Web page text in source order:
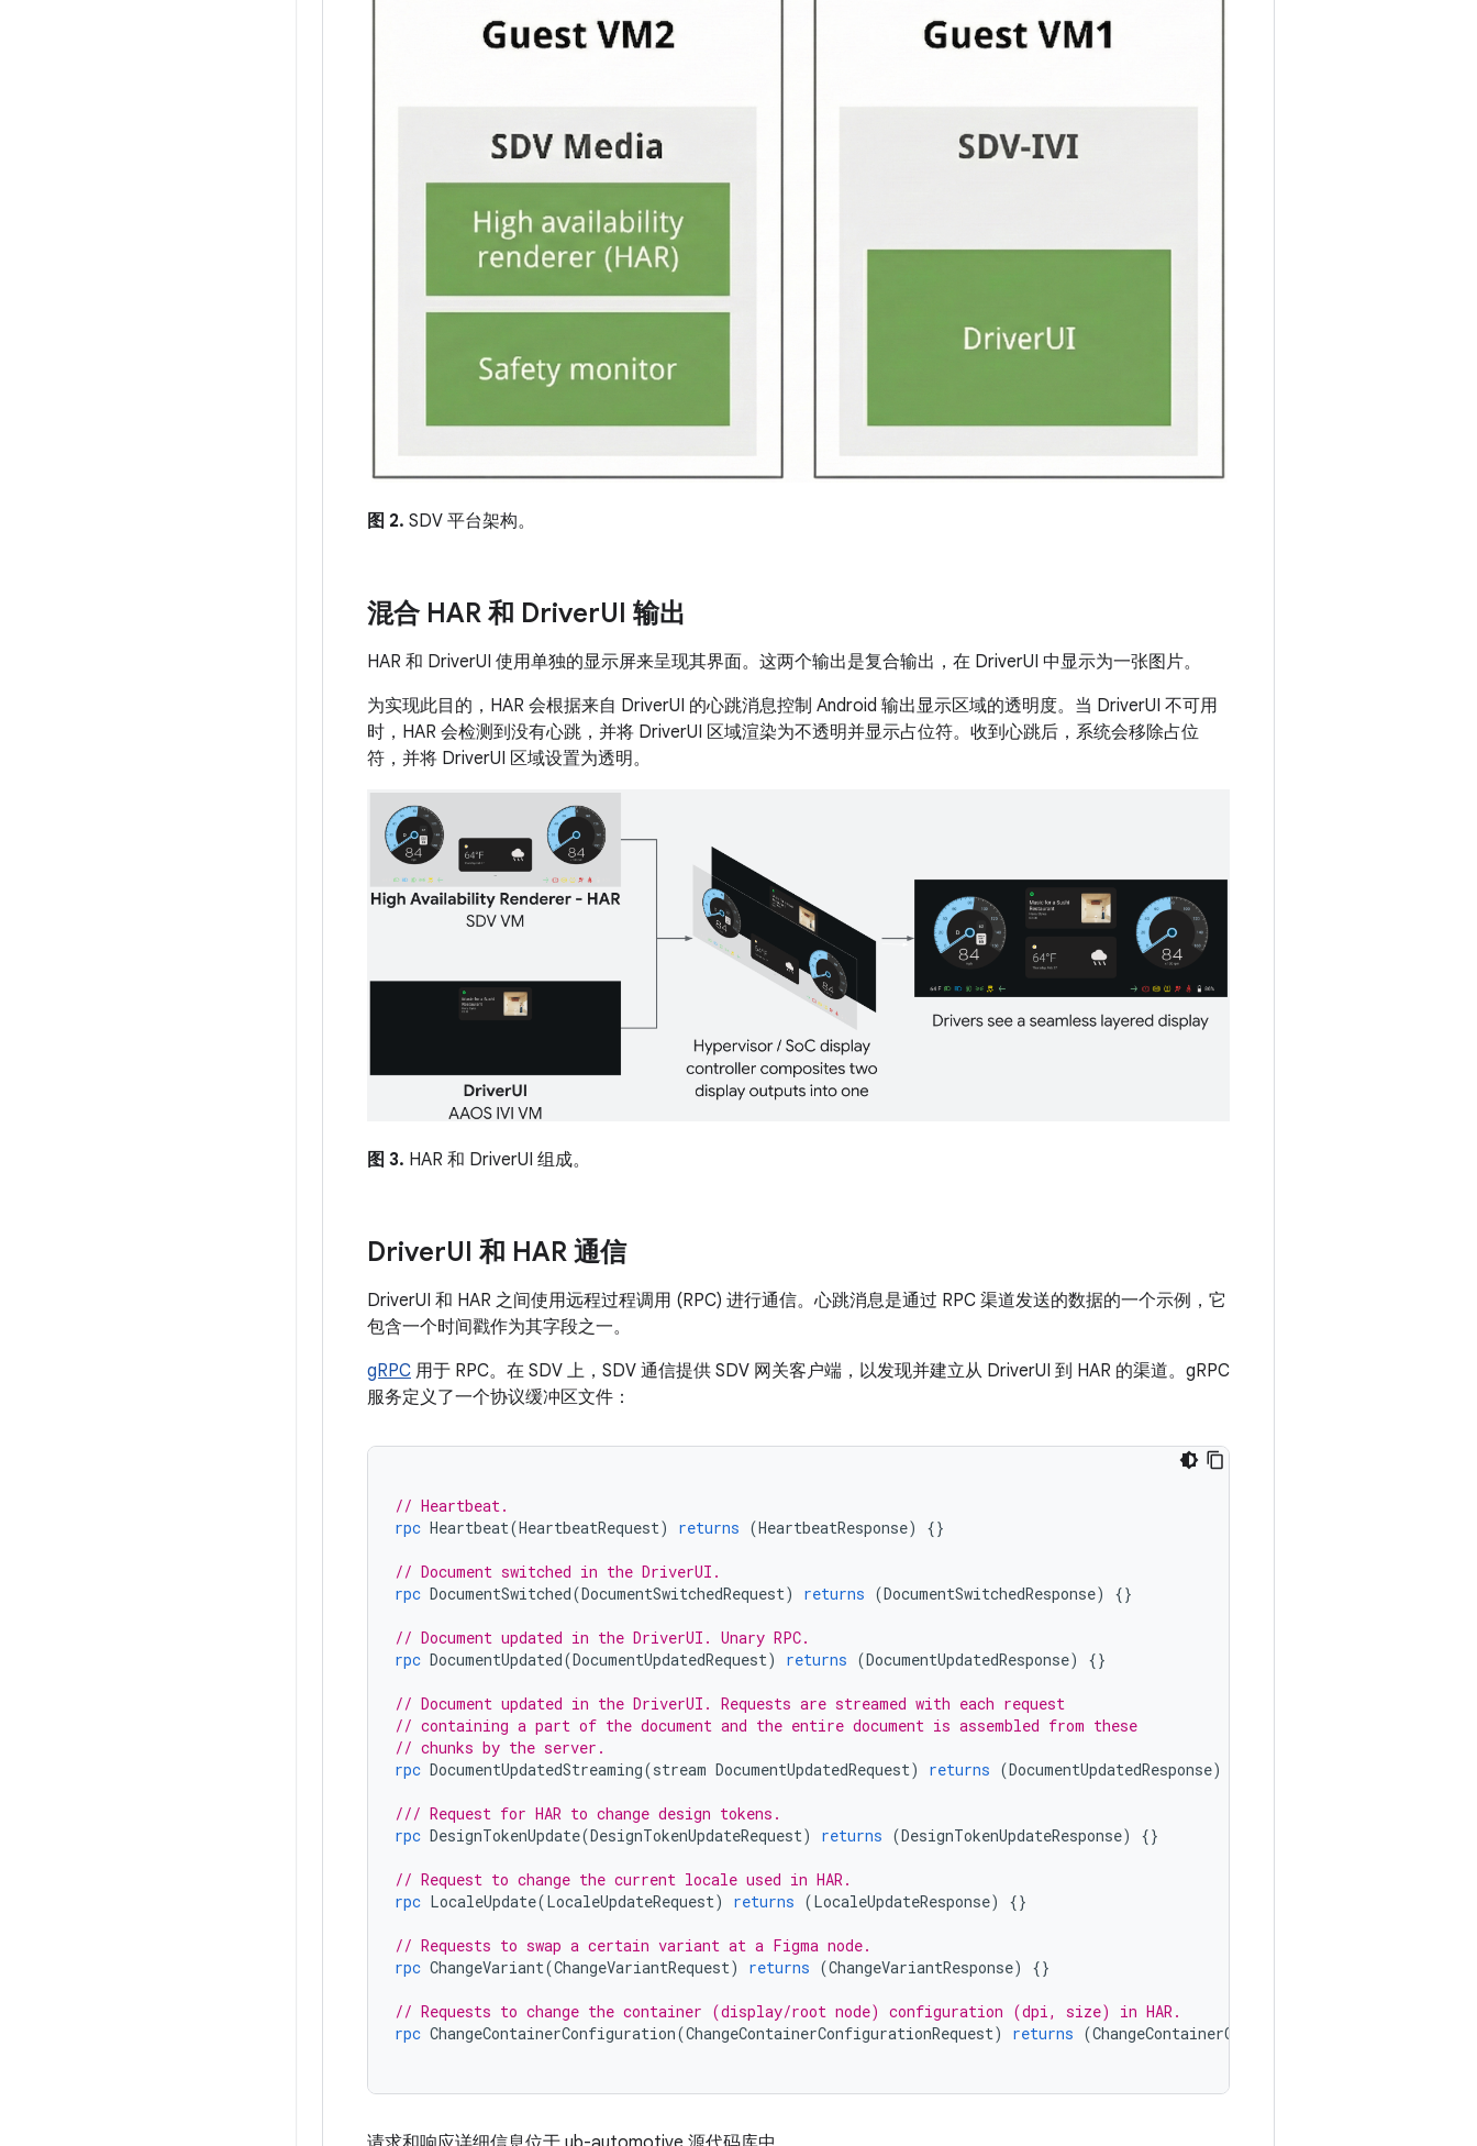
图 2. SDV 平台架构。
混合 HAR 和 DriverUI 输出
HAR 和 DriverUI 使用单独的显示屏来呈现其界面。这两个输出是复合输出，在 DriverUI 中显示为一张图片。
为实现此目的，HAR 会根据来自 DriverUI 的心跳消息控制 Android 输出显示区域的透明度。当 DriverUI 不可用
时，HAR 会检测到没有心跳，并将 DriverUI 区域渲染为不透明并显示占位符。收到心跳后，系统会移除占位
符，并将 DriverUI 区域设置为透明。
图 3. HAR 和 DriverUI 组成。
DriverUI 和 HAR 通信
DriverUI 和 HAR 之间使用远程过程调用 (RPC) 进行通信。心跳消息是通过 RPC 渠道发送的数据的一个示例，它
包含一个时间戳作为其字段之一。
gRPC 用于 RPC。在 SDV 上，SDV 通信提供 SDV 网关客户端，以发现并建立从 DriverUI 到 HAR 的渠道。gRPC
服务定义了一个协议缓冲区文件：
// Heartbeat.
rpc Heartbeat(HeartbeatRequest) returns (HeartbeatResponse) {}
// Document switched in the DriverUI.
rpc DocumentSwitched(DocumentSwitchedRequest) returns (DocumentSwitchedResponse) {}
// Document updated in the DriverUI. Unary RPC.
rpc DocumentUpdated(DocumentUpdatedRequest) returns (DocumentUpdatedResponse) {}
// Document updated in the DriverUI. Requests are streamed with each request
// containing a part of the document and the entire document is assembled from these
// chunks by the server.
rpc DocumentUpdatedStreaming(stream DocumentUpdatedRequest) returns (DocumentUpdatedResponse)
/// Request for HAR to change design tokens.
rpc DesignTokenUpdate(DesignTokenUpdateRequest) returns (DesignTokenUpdateResponse) {}
// Request to change the current locale used in HAR.
rpc LocaleUpdate(LocaleUpdateRequest) returns (LocaleUpdateResponse) {}
// Requests to swap a certain variant at a Figma node.
rpc ChangeVariant(ChangeVariantRequest) returns (ChangeVariantResponse) {}
// Requests to change the container (display/root node) configuration (dpi, size) in HAR.
rpc ChangeContainerConfiguration(ChangeContainerConfigurationRequest) returns (ChangeContainerConfigurationResponse